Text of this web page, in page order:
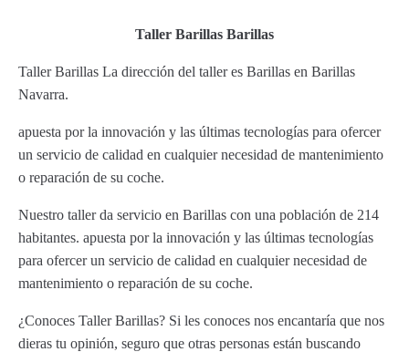
Taller Barillas Barillas
Taller Barillas La dirección del taller es Barillas en Barillas
Navarra.
apuesta por la innovación y las últimas tecnologías para ofercer
un servicio de calidad en cualquier necesidad de mantenimiento
o reparación de su coche.
Nuestro taller da servicio en Barillas con una población de 214
habitantes. apuesta por la innovación y las últimas tecnologías
para ofercer un servicio de calidad en cualquier necesidad de
mantenimiento o reparación de su coche.
¿Conoces Taller Barillas? Si les conoces nos encantaría que nos
dieras tu opinión, seguro que otras personas están buscando